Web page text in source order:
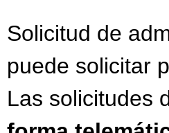
Solicitud de
puede solicitar
Las solicitudes